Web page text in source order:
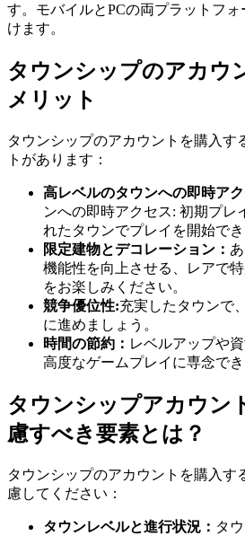
す。モバイルとPCの両プラットフ
けます。
タウンシップのアカウ
メリット
タウンシップのアカウントを購入す
トがあります：
高レベルのタウンへの即時アク
ンへの即時アクセス: 初期プレ
れたタウンでプレイを開始でき
限定建物とデコレーション：
機能性を向上させる、レアで
をお楽しみください。
競争優位性:充実したタウンで
に進めましょう。
時間の節約： レベルアップや
高度なゲームプレイに専念でき
タウンシップアカウン
慮すべき要素とは？
タウンシップのアカウントを購入す
慮してください：
タウンレベルと進行状況： タ